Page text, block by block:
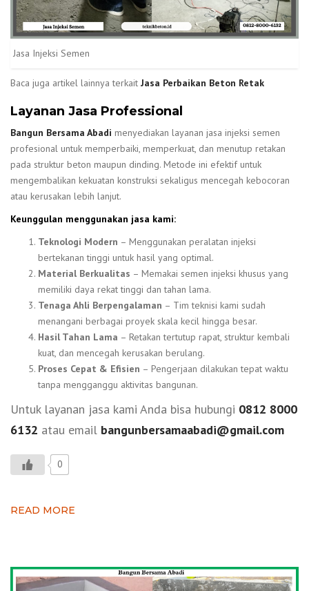
Jasa Injeksi Semen
Baca juga artikel lainnya terkait Jasa Perbaikan Beton Retak
Layanan Jasa Professional
Bangun Bersama Abadi menyediakan layanan jasa injeksi semen
profesional untuk memperbaiki, memperkuat, dan menutup retakan
pada struktur beton maupun dinding. Metode ini efektif untuk
mengembalikan kekuatan konstruksi sekaligus mencegah kebocoran
atau kerusakan lebih lanjut.
Keunggulan menggunakan jasa kami:
Teknologi Modern – Menggunakan peralatan injeksi
bertekanan tinggi untuk hasil yang optimal.
Material Berkualitas – Memakai semen injeksi khusus yang
memiliki daya rekat tinggi dan tahan lama.
Tenaga Ahli Berpengalaman – Tim teknisi kami sudah
menangani berbagai proyek skala kecil hingga besar.
Hasil Tahan Lama – Retakan tertutup rapat, struktur kembali
kuat, dan mencegah kerusakan berulang.
Proses Cepat & Efisien – Pengerjaan dilakukan tepat waktu
tanpa mengganggu aktivitas bangunan.
Untuk layanan jasa kami Anda bisa hubungi 0812 8000
6132 atau email bangunbersamaabadi@gmail.com
0
READ MORE